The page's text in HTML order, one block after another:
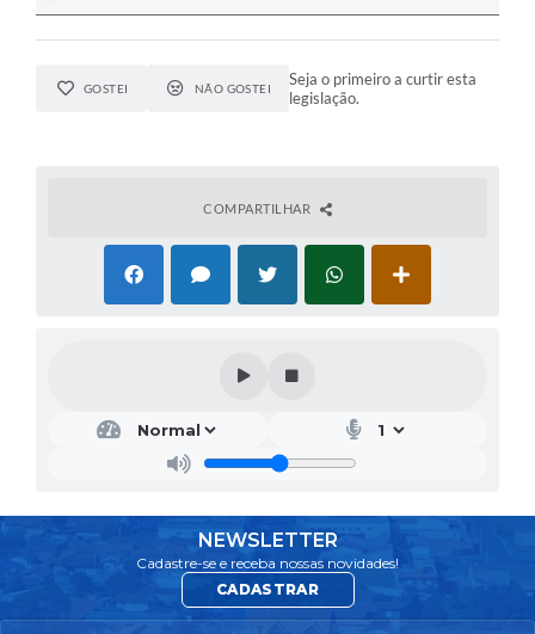
GOSTEI NÃO GOSTEI
Seja o primeiro a curtir esta
legislação.
COMPARTILHAR
NEWSLETTER
Cadastre-se e receba nossas novidades!
CADASTRAR